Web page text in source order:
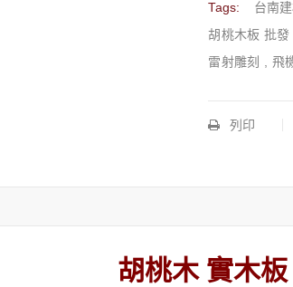
Tags: 台南
胡桃木板 批發
雷射雕刻
飛
列印
胡桃木 實木板